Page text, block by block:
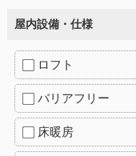
屋内設備・仕様
ロフト
バリアフリー
床暖房